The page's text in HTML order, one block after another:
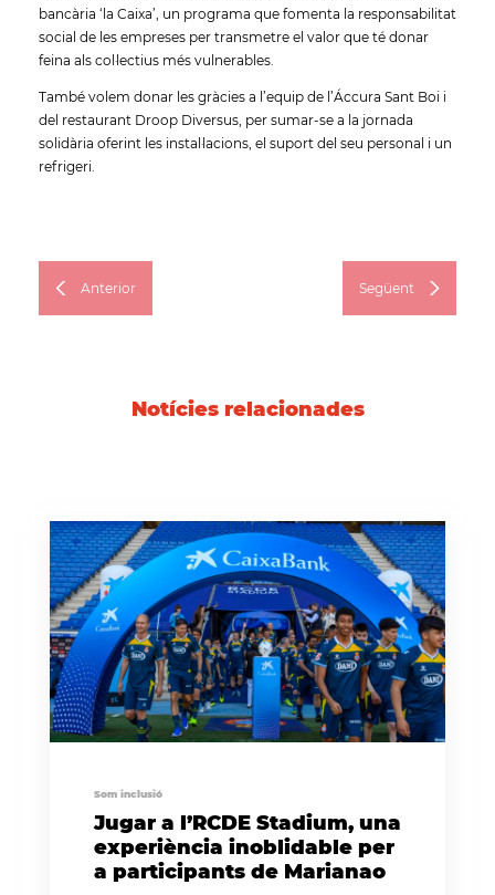
bancària ‘la Caixa’, un programa que fomenta la responsabilitat
social de les empreses per transmetre el valor que té donar
feina als col·lectius més vulnerables.
També volem donar les gràcies a l’equip de l’Áccura Sant Boi i
del restaurant Droop Diversus, per sumar-se a la jornada
solidària oferint les instal·lacions, el suport del seu personal i un
refrigeri.
Anterior Següent
Notícies relacionades
Som inclusió
Jugar a l’RCDE Stadium, una
experiència inoblidable per
a participants de Marianao